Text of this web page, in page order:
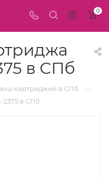
0
в СПб
картриджей в СПб —
2375 в СПб